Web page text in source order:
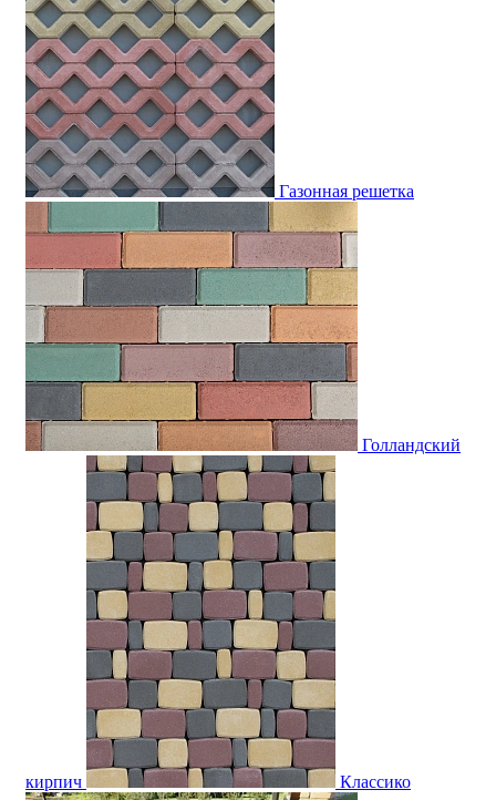
Газонная решетка
Голландский
кирпич Классико